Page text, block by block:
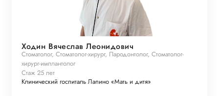
Ходин Вячеслав Леонидович
Стоматолог, Стоматолог-хирург, Пародонтолог, Стоматолог-
хирург-имплантолог
Стаж 25 лет
Клинический госпиталь Лапино «Мать и дитя»